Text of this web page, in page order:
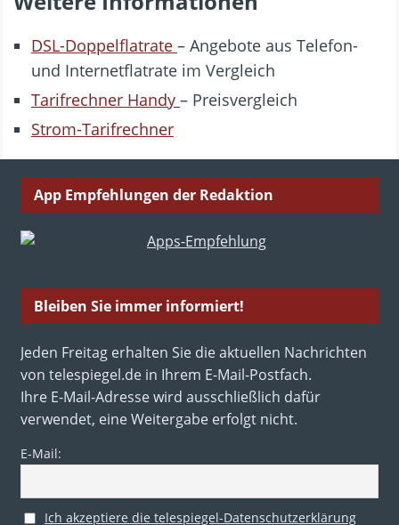
DSL-Doppelflatrate – Angebote aus Telefon-
und Internetflatrate im Vergleich
Tarifrechner Handy – Preisvergleich
Strom-Tarifrechner
App Empfehlungen der Redaktion
Bleiben Sie immer informiert!
Jeden Freitag erhalten Sie die aktuellen Nachrichten
von telespiegel.de in Ihrem E-Mail-Postfach.
Ihre E-Mail-Adresse wird ausschließlich dafür
verwendet, eine Weitergabe erfolgt nicht.
E-Mail:
Ich akzeptiere die telespiegel-Datenschutzerklärung